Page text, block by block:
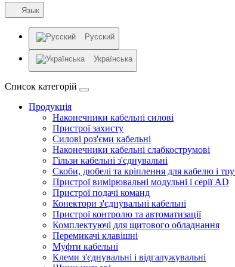
Язык
Русский
Українська
Список категорій
Продукція
Наконечники кабельні силові
Пристрої захисту
Силові роз'єми кабельні
Наконечники кабельні слабкострумові
Гільзи кабельні з'єднувальні
Скоби, дюбелі та кріплення для кабелю і
Пристрої вимірювальні модульні і серії AD
Пристрої подачі команд
Конектори з'єднувальні кабельні
Пристрої контролю та автоматизації
Комплектуючі для щитового обладнання
Перемикачі клавішні
Муфти кабельні
Клеми з'єднувальні і відгалужувальні